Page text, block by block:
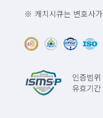
※ 캐치시큐는 변호사